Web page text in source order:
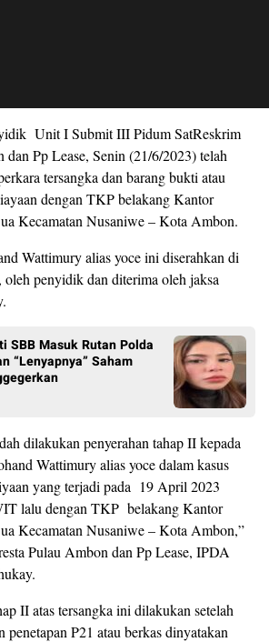
Unit I Submit III Pidum SatReskrim
dan Pp Lease, Senin (21/6/2023) telah
tersangka dan barang bukti atau
dengan TKP belakang Kantor
Kecamatan Nusaniwe – Kota Ambon.
Wattimury alias yoce ini diserahkan di
penyidik dan diterima oleh jaksa
SBB Masuk Rutan Polda
“Lenyapnya” Saham
dilakukan penyerahan tahap II kepada
Wattimury alias yoce dalam kasus
yang terjadi pada 19 April 2023
lalu dengan TKP belakang Kantor
Kecamatan Nusaniwe – Kota Ambon,”
Pulau Ambon dan Pp Lease, IPDA
II atas tersangka ini dilakukan setelah
P21 atau berkas dinyatakan